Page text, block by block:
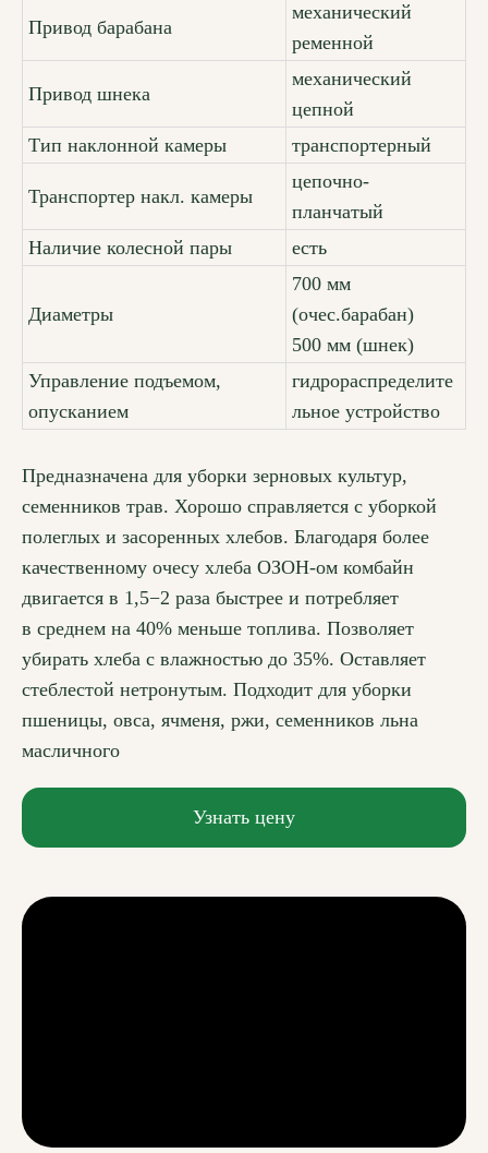
Привод барабана
механический
ременной
Привод шнека
механический
цепной
Тип наклонной камеры
транспортерный
Транспортер накл. камеры
цепочно-
планчатый
Наличие колесной пары
есть
Диаметры
700 мм
(очес.барабан)
500 мм (шнек)
Управление подъемом,
опусканием
гидрораспределите
льное устройство
Предназначена для уборки зерновых культур,
семенников трав. Хорошо справляется с уборкой
полеглых и засоренных хлебов. Благодаря более
качественному очесу хлеба ОЗОН-ом комбайн
двигается в 1,5−2 раза быстрее и потребляет
в среднем на 40% меньше топлива. Позволяет
убирать хлеба с влажностью до 35%. Оставляет
стеблестой нетронутым. Подходит для уборки
пшеницы, овса, ячменя, ржи, семенников льна
масличного
Узнать цену